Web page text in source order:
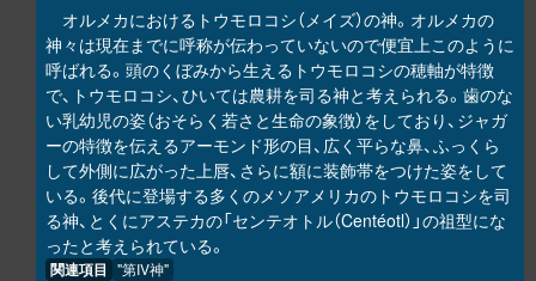
オルメカにおけるトウモロコシ（メイズ）の神。オルメカの
神々は現在までに呼称が伝わっていないので便宜上このように
呼ばれる。頭のくぼみから生えるトウモロコシの穂軸が特徴
で、トウモロコシ、ひいては農耕を司る神と考えられる。歯のな
い乳幼児の姿（おそらく若さと生命の象徴）をしており、ジャガ
ーの特徴を伝えるアーモンド形の目、広く平らな鼻、ふっくら
して外側に広がった上唇、さらに額に装飾帯をつけた姿をして
いる。後代に登場する多くのメソアメリカのトウモロコシを司
る神、とくにアステカの「センテオトル（Centéotl）」の祖型にな
ったと考えられている。
関連項目 "第IV神"